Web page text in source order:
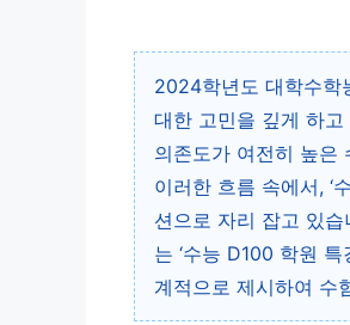
2024학년도 대학수학
대한 고민을 깊게 하
의존도가 여전히 높은
이러한 흐름 속에서, ‘
션으로 자리 잡고 있
는 ‘수능 D100 학원
계적으로 제시하여 수